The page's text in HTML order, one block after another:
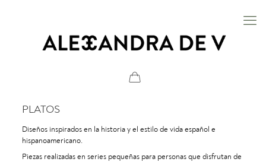
PLATOS
Diseños inspirados en la historia y el estilo de vida español e
hispanoamericano.
Piezas realizadas en series pequeñas para personas que disfrutan de